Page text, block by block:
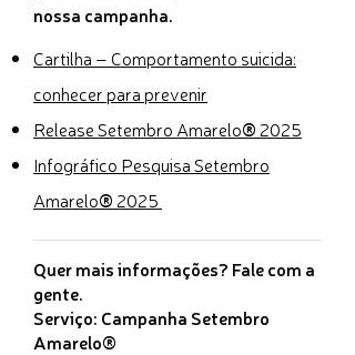
nossa campanha.
Cartilha – Comportamento suicida:
conhecer para prevenir
Release Setembro Amarelo® 2025
Infográfico Pesquisa Setembro
Amarelo® 2025
Quer mais informações? Fale com a
gente.
Serviço: Campanha Setembro
Amarelo®